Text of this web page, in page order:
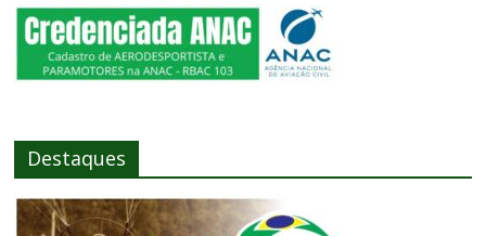
Destaques